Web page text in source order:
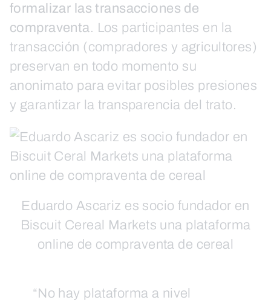
formalizar las transacciones de
compraventa. Los participantes en la
transacción (compradores y agricultores)
preservan en todo momento su
anonimato para evitar posibles presiones
y garantizar la transparencia del trato.
Eduardo Ascariz es socio fundador en
Biscuit Cereal Markets una plataforma
online de compraventa de cereal
“No hay plataforma a nivel